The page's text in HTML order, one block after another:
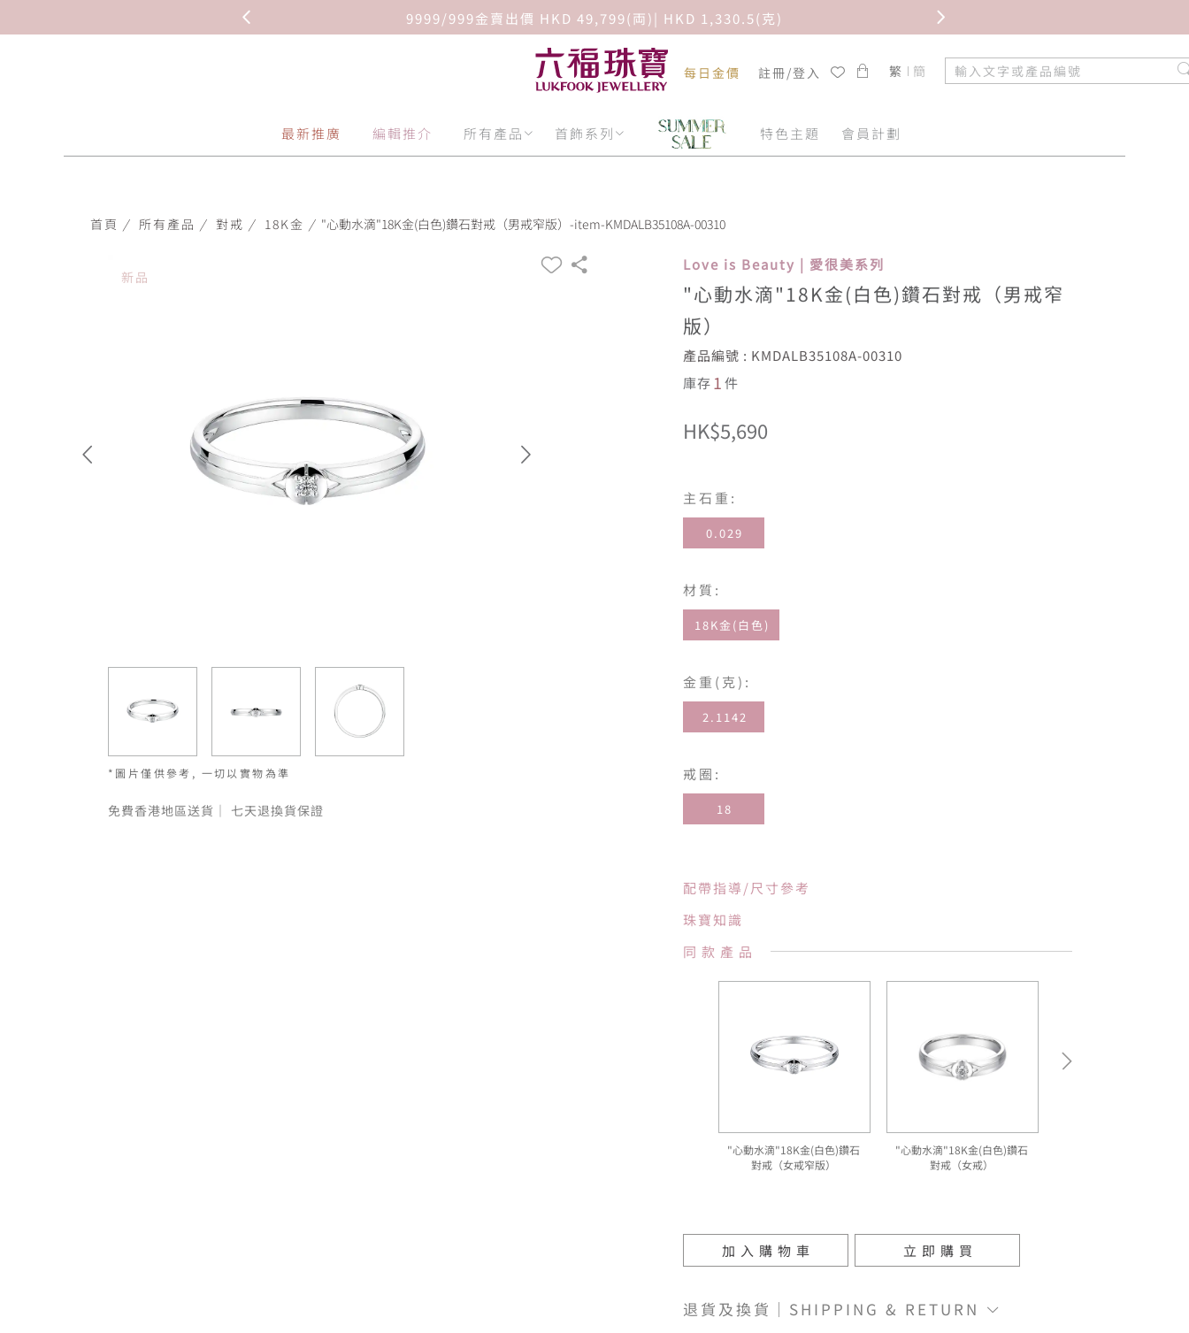
9999/999金賣出價 HKD 49,799(両)| HKD 1,330.5(克)
每日金價 註冊/登入 繁 簡
最新推廣 編輯推介 所有產品 首飾系列 特色主題 會員計劃
首頁 / 所有產品 / 對戒 / 18K金 / "心動水滴"18K金(白色)鑽石對戒（男戒窄版）-item-KMDALB35108A-00310
新品
*圖片僅供參考, 一切以實物為準
免費香港地區送貨｜ 七天退換貨保證
Love is Beauty | 愛很美系列
"心動水滴"18K金(白色)鑽石對戒（男戒窄
版）
產品編號 : KMDALB35108A-00310
庫存1件
HK$5,690
主石重:
0.029
材質:
18K金(白色)
金重(克):
2.1142
戒圈:
18
配帶指導/尺寸參考
珠寶知識
同款產品
"心動水滴"18K金(白色)鑽石
對戒（女戒窄版）
"心動水滴"18K金(白色)鑽石
對戒（女戒）
加入購物車 立即購買
退貨及換貨｜SHIPPING & RETURN